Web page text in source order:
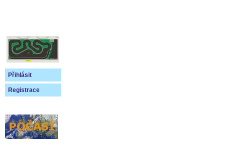
Přihlásit
Registrace